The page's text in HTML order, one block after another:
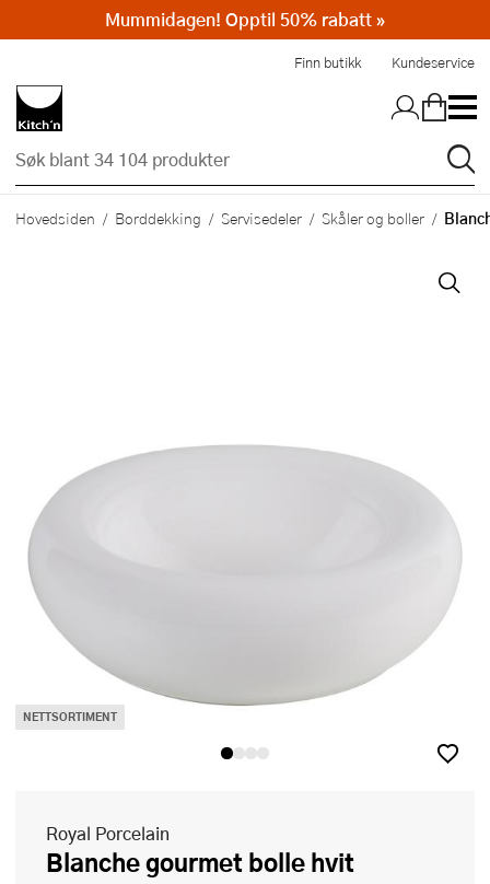
Finn butikk Kundeservice
Hovedsiden Borddekking Servisedeler Skåler og boller
NETTSORTIMENT
Royal Porcelain
Blanche gourmet bolle hvit
Mummidagen! Opptil 50% rabatt »